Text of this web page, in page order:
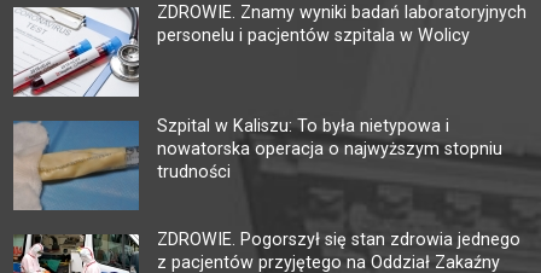
ZDROWIE. Znamy wyniki badań laboratoryjnych
personelu i pacjentów szpitala w Wolicy
Szpital w Kaliszu: To była nietypowa i
nowatorska operacja o najwyższym stopniu
trudności
ZDROWIE. Pogorszył się stan zdrowia jednego
z pacjentów przyjętego na Oddział Zakaźny